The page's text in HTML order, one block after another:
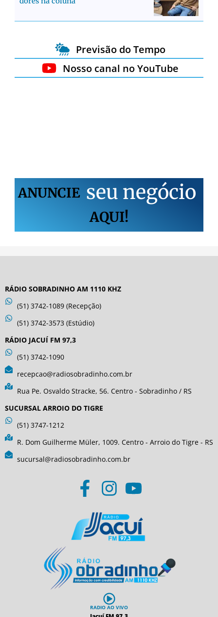
Previsão do Tempo
Nosso canal no YouTube
ANUNCIE seu negócio
AQUI!
RÁDIO SOBRADINHO AM 1110 KHZ
(51) 3742-1089 (Recepção)
(51) 3742-3573 (Estúdio)
RÁDIO JACUÍ FM 97,3
(51) 3742-1090
recepcao@radiosobradinho.com.br
Rua Pe. Osvaldo Stracke, 56. Centro - Sobradinho / RS
SUCURSAL ARROIO DO TIGRE
(51) 3747-1212
R. Dom Guilherme Müler, 1009. Centro - Arroio do Tigre - RS
sucursal@radiosobradinho.com.br
RADIO AO VIVO